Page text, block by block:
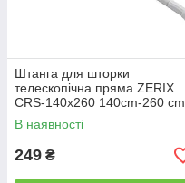
Штанга для шторки
телескопічна пряма ZERIX
CRS-140x260 140cm-260 cm
(неіржавка сталь) (ZX4997)
В наявності
249 ₴